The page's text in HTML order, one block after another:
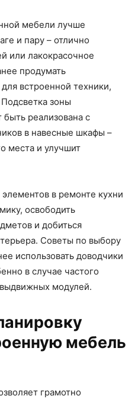
мебели лучше
и пару – отлично
или лакокрасочное
продумать
встроенной техники,
зоны
реализована с
в навесные шкафы –
места и улучшит
в ремонте кухни
освободить
и добиться
Советы по выбору
использовать доводчики
в случае частого
модулей.
мебель
грамотно